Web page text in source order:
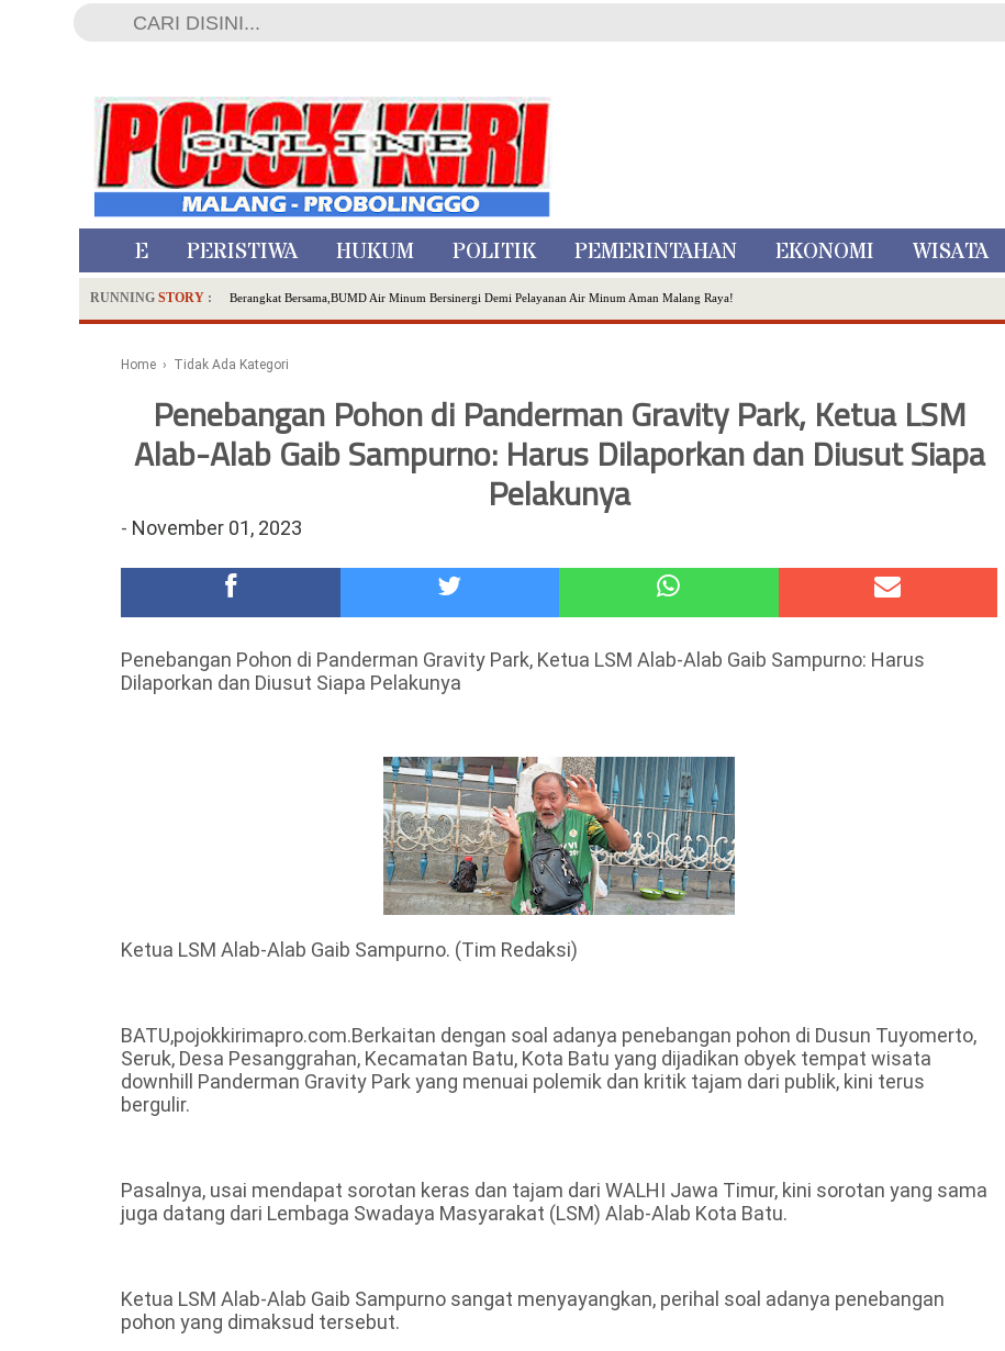
HOME PERISTIWA HUKUM POLITIK PEMERINTAHAN EKONOMI WISATA
RUNNING STORY : Berangkat Bersama,BUMD Air Minum Bersinergi Demi Pelayanan Air Minum Aman Malang Raya!
Dua Pelaku Pembunuhan Manusia Silver di Probolinggo Ditangkap di Kediri,Satu Buron
Hadirkan Tujuh Sapta Pesona Wisata di Amfiteater, Mikutopia Buka Rekrutmen Karyawan,Berikut Kualifikasinya
Polsek Wonoasih Perkuat Ketahanan Pangan Lewat Dialog Bersama Petani
RILIS RAPAT PLENO TERBUKA PEMUTAKHIRAN DATA PEMILIH BERKELANJUTAN (PDPB) TRIWULAN II
Tugu Tirta Usung 'Smart Water City' di Indonesia City Expo APEKSI XVIII Medan
Meriah,Peringati Hari Bhayangkara ke-80,Polres Batu Gelar Kapolres Cup 9 Ball Tournament,Gandeng Carabao Bistro & Pool Batu HQ Total Hadiah Rp
Home › Tidak Ada Kategori
Penebangan Pohon di Panderman Gravity Park, Ketua LSM
Alab-Alab Gaib Sampurno: Harus Dilaporkan dan Diusut Siapa
Pelakunya
- November 01, 2023
Penebangan Pohon di Panderman Gravity Park, Ketua LSM Alab-Alab Gaib Sampurno: Harus
Dilaporkan dan Diusut Siapa Pelakunya
Ketua LSM Alab-Alab Gaib Sampurno. (Tim Redaksi)
BATU,pojokkirimapro.com.Berkaitan dengan soal adanya penebangan pohon di Dusun Tuyomerto,
Seruk, Desa Pesanggrahan, Kecamatan Batu, Kota Batu yang dijadikan obyek tempat wisata
downhill Panderman Gravity Park yang menuai polemik dan kritik tajam dari publik, kini terus
bergulir.
Pasalnya, usai mendapat sorotan keras dan tajam dari WALHI Jawa Timur, kini sorotan yang sama
juga datang dari Lembaga Swadaya Masyarakat (LSM) Alab-Alab Kota Batu.
Ketua LSM Alab-Alab Gaib Sampurno sangat menyayangkan, perihal soal adanya penebangan
pohon yang dimaksud tersebut.